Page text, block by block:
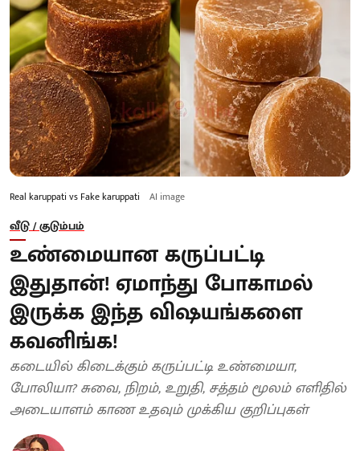
Real karuppati vs Fake karuppati AI image
வீடு / குடும்பம்
உண்மையான கருப்பட்டி
இதுதான்! ஏமாந்து போகாமல்
இருக்க இந்த விஷயங்களை
கவனிங்க!
கடையில் கிடைக்கும் கருப்பட்டி உண்மையா,
போலியா? சுவை, நிறம், உறுதி, சத்தம் மூலம் எளிதில்
அடையாளம் காண உதவும் முக்கிய குறிப்புகள்